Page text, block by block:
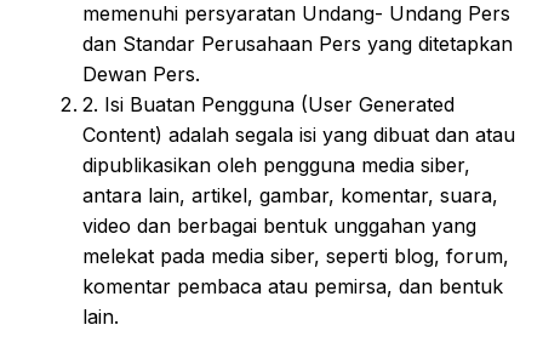
memenuhi persyaratan Undang- Undang Pers
dan Standar Perusahaan Pers yang ditetapkan
Dewan Pers.
2. Isi Buatan Pengguna (User Generated
Content) adalah segala isi yang dibuat dan atau
dipublikasikan oleh pengguna media siber,
antara lain, artikel, gambar, komentar, suara,
video dan berbagai bentuk unggahan yang
melekat pada media siber, seperti blog, forum,
komentar pembaca atau pemirsa, dan bentuk
lain.